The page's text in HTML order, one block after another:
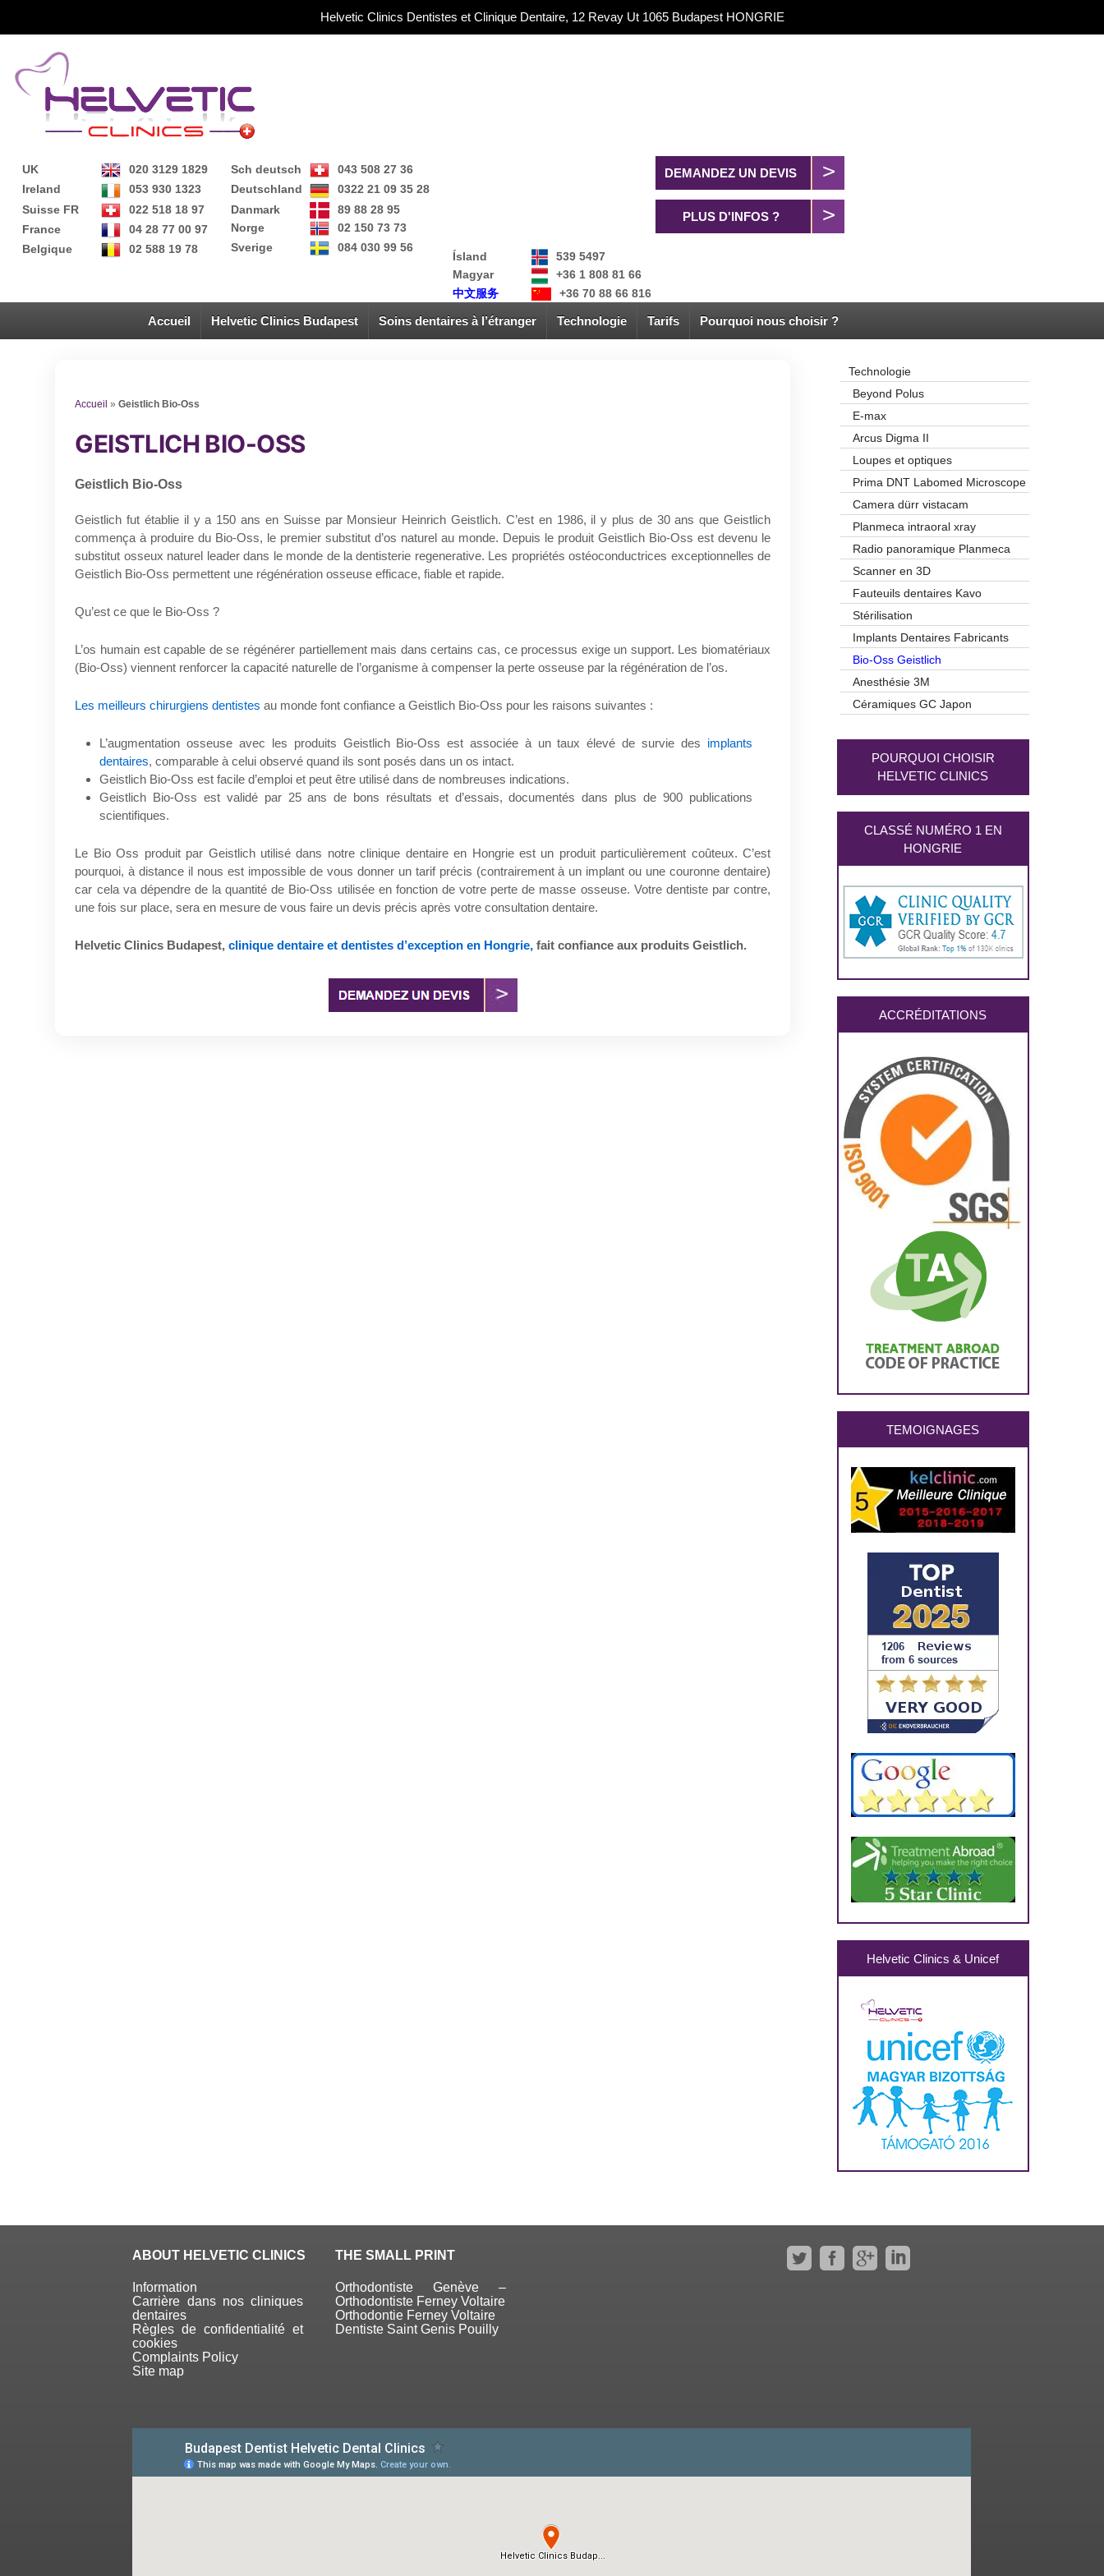
Helvetic Clinics Dentistes et Clinique Dentaire, 12 Revay Ut 1065 Budapest HONGRIE
DEMANDEZ UN DEVIS
PLUS D'INFOS ?
UK
020 3129 1829
Ireland
053 930 1323
Suisse FR
022 518 18 97
France
04 28 77 00 97
Belgique
02 588 19 78
Sch deutsch
043 508 27 36
Deutschland
0322 21 09 35 28
Danmark
89 88 28 95
Norge
02 150 73 73
Sverige
084 030 99 56
Ísland
539 5497
Magyar
+36 1 808 81 66
中文服务
+36 70 88 66 816
Accueil Helvetic Clinics Budapest Soins dentaires à l’étranger Technologie Tarifs Pourquoi nous choisir ?
Accueil »Geistlich Bio-Oss
GEISTLICH BIO-OSS
Geistlich Bio-Oss
Geistlich fut établie il y a 150 ans en Suisse par Monsieur Heinrich Geistlich. C’est en 1986, il y plus de 30 ans que Geistlich
commença à produire du Bio-Oss, le premier substitut d’os naturel au monde. Depuis le produit Geistlich Bio-Oss est devenu le
substitut osseux naturel leader dans le monde de la dentisterie regenerative. Les propriétés ostéoconductrices exceptionnelles de
Geistlich Bio-Oss permettent une régénération osseuse efficace, fiable et rapide.
Qu’est ce que le Bio-Oss ?
L’os humain est capable de se régénérer partiellement mais dans certains cas, ce processus exige un support. Les biomatériaux
(Bio-Oss) viennent renforcer la capacité naturelle de l’organisme à compenser la perte osseuse par la régénération de l’os.
Les meilleurs chirurgiens dentistes au monde font confiance a Geistlich Bio-Oss pour les raisons suivantes :
L’augmentation osseuse avec les produits Geistlich Bio-Oss est associée à un taux élevé de survie des implants
dentaires, comparable à celui observé quand ils sont posés dans un os intact.
Geistlich Bio-Oss est facile d’emploi et peut être utilisé dans de nombreuses indications.
Geistlich Bio-Oss est validé par 25 ans de bons résultats et d’essais, documentés dans plus de 900 publications
scientifiques.
Le Bio Oss produit par Geistlich utilisé dans notre clinique dentaire en Hongrie est un produit particulièrement coûteux. C’est
pourquoi, à distance il nous est impossible de vous donner un tarif précis (contrairement à un implant ou une couronne dentaire)
car cela va dépendre de la quantité de Bio-Oss utilisée en fonction de votre perte de masse osseuse. Votre dentiste par contre,
une fois sur place, sera en mesure de vous faire un devis précis après votre consultation dentaire.
Helvetic Clinics Budapest,clinique dentaire et dentistes d’exception en Hongrie, fait confiance aux produits Geistlich.
Technologie
Beyond Polus
E-max
Arcus Digma II
Loupes et optiques
Prima DNT Labomed Microscope
Camera dürr vistacam
Planmeca intraoral xray
Radio panoramique Planmeca
Scanner en 3D
Fauteuils dentaires Kavo
Stérilisation
Implants Dentaires Fabricants
Bio-Oss Geistlich
Anesthésie 3M
Céramiques GC Japon
POURQUOI CHOISIR
HELVETIC CLINICS
CLASSÉ NUMÉRO 1 EN
HONGRIE
ACCRÉDITATIONS
TEMOIGNAGES
Helvetic Clinics & Unicef
ABOUT HELVETIC CLINICS
Information
Carrière dans nos cliniques
dentaires
Règles de confidentialité et
cookies
Complaints Policy
Site map
THE SMALL PRINT
Orthodontiste Genève –
Orthodontiste Ferney Voltaire
Orthodontie Ferney Voltaire
Dentiste Saint Genis Pouilly